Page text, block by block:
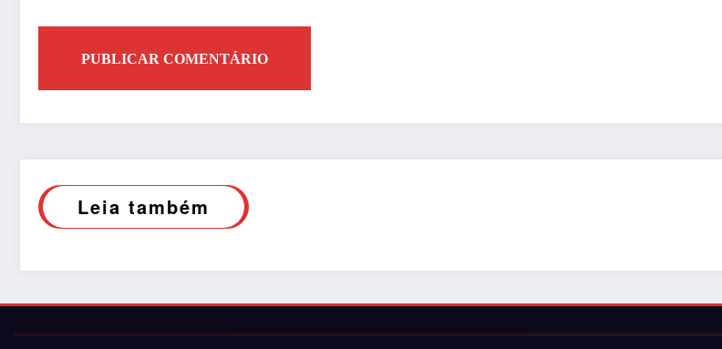
Leia também